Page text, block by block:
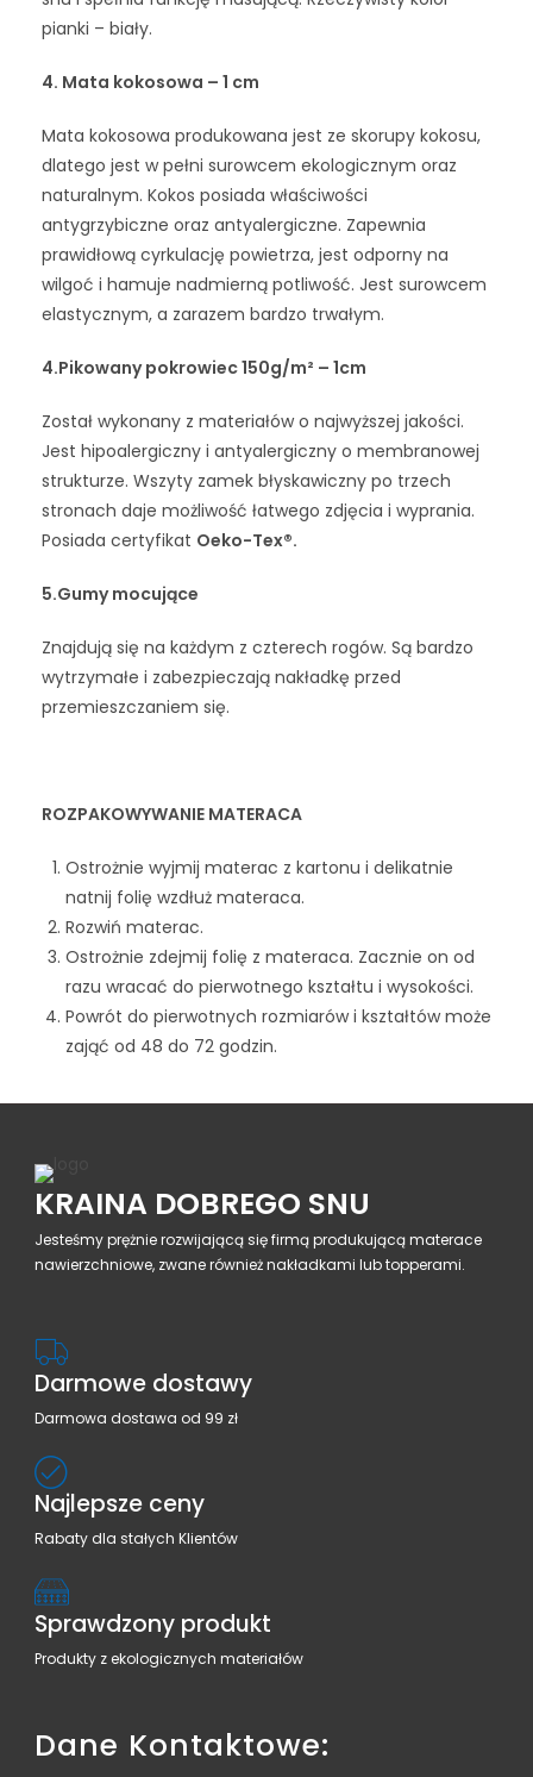
pianki – biały.
4. Mata kokosowa – 1 cm
Mata kokosowa produkowana jest ze skorupy kokosu,
dlatego jest w pełni surowcem ekologicznym oraz
naturalnym. Kokos posiada właściwości
antygrzybiczne oraz antyalergiczne. Zapewnia
prawidłową cyrkulację powietrza, jest odporny na
wilgoć i hamuje nadmierną potliwość. Jest surowcem
elastycznym, a zarazem bardzo trwałym.
4.Pikowany pokrowiec 150g/m² – 1cm
Został wykonany z materiałów o najwyższej jakości.
Jest hipoalergiczny i antyalergiczny o membranowej
strukturze. Wszyty zamek błyskawiczny po trzech
stronach daje możliwość łatwego zdjęcia i wyprania.
Posiada certyfikat Oeko-Tex®.
5.Gumy mocujące
Znajdują się na każdym z czterech rogów. Są bardzo
wytrzymałe i zabezpieczają nakładkę przed
przemieszczaniem się.
ROZPAKOWYWANIE MATERACA
Ostrożnie wyjmij materac z kartonu i delikatnie
natnij folię wzdłuż materaca.
Rozwiń materac.
Ostrożnie zdejmij folię z materaca. Zacznie on od
razu wracać do pierwotnego kształtu i wysokości.
Powrót do pierwotnych rozmiarów i kształtów może
zająć od 48 do 72 godzin.
KRAINA DOBREGO SNU
Jesteśmy prężnie rozwijającą się firmą produkującą materace
nawierzchniowe, zwane również nakładkami lub topperami.
Darmowe dostawy
Darmowa dostawa od 99 zł
Najlepsze ceny
Rabaty dla stałych Klientów
Sprawdzony produkt
Produkty z ekologicznych materiałów
Dane Kontaktowe: